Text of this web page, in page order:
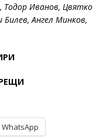
Тодор Иванов, Цвятко
Билев, Ангел Минков,
WhatsApp